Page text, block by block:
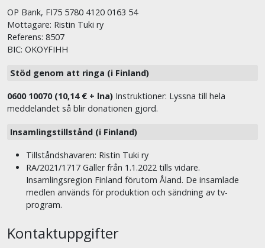
OP Bank, FI75 5780 4120 0163 54
Mottagare: Ristin Tuki ry
Referens: 8507
BIC: OKOYFIHH
Stöd genom att ringa (i Finland)
0600 10070 (10,14 € + lna) Instruktioner: Lyssna till hela
meddelandet så blir donationen gjord.
Insamlingstillstånd (i Finland)
Tillståndshavaren: Ristin Tuki ry
RA/2021/1717 Gäller från 1.1.2022 tills vidare.
Insamlingsregion Finland förutom Åland. De insamlade
medlen används för produktion och sändning av tv-
program.
Kontaktuppgifter